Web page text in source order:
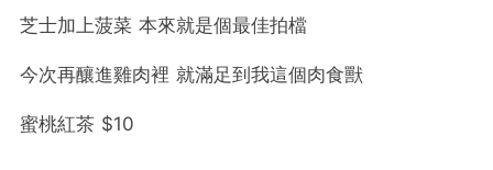
芝士加上菠菜 本來就是個最佳拍檔
今次再釀進雞肉裡 就滿足到我這個肉食獸
蜜桃紅茶 $10